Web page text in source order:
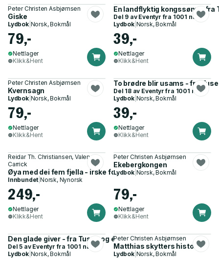
Peter Christen Asbjørnsen
Giske
Lydbok| Norsk, Bokmål
79,-
Nettlager
Klikk&Hent
En landflyktig kongssønn - fra
Del 9 av Eventyr fra 1001 natt
Lydbok| Norsk, Bokmål
39,-
Nettlager
Klikk&Hent
Peter Christen Asbjørnsen
Kvernsagn
Lydbok| Norsk, Bokmål
79,-
Nettlager
Klikk&Hent
To brødre blir usams - fra
Del 18 av Eventyr fra 1001 natt
Lydbok| Norsk, Bokmål
39,-
Nettlager
Klikk&Hent
Reidar Th. Christiansen, Valery
Carrick
Øya med dei fem fjella - irske folkeeventyr
Innbundet |Norsk, Nynorsk
249,-
Nettlager
Klikk&Hent
Peter Christen Asbjørnsen
Ekebergkongen
Lydbok| Norsk, Bokmål
79,-
Nettlager
Klikk&Hent
Den glade giver - fra Tusen og én natt
Del 5 av Eventyr fra 1001 natt
Lydbok| Norsk, Bokmål
Peter Christen Asbjørnsen
Matthias skytters historier
Lydbok| Norsk, Bokmål